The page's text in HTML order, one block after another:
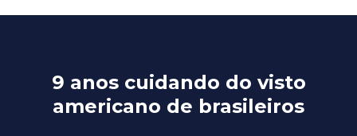
9 anos cuidando do visto
americano de brasileiros